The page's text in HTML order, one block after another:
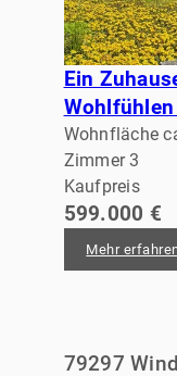
Ein
Wohnfläche
Zimmer 3
Kaufpreis
599.000 €
Mehr
79297